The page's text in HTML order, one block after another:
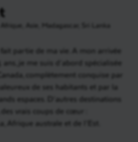
Afrique, Asie, Madagascar, Sri Lanka
fait partie de ma vie. A mon arrivée
ans, je me suis d’abord spécialisée
complètement conquise par
de ses habitants et par la
espaces. D’autres destinations
vrais coups de cœur :
Afrique australe et de l’Est.